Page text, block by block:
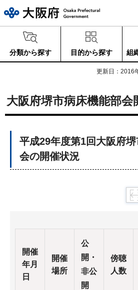
分類から探す 目的から探す 組
更新日：2016
大阪府堺市病床機能部会
平成29年度第1回大阪府
会の開催状況
開催
年月
日
開催
場所
公
開・
非公
開
傍聴
人数